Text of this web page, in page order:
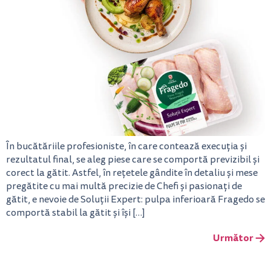
În bucătăriile profesioniste, în care contează execuția și
rezultatul final, se aleg piese care se comportă previzibil și
corect la gătit. Astfel, în rețetele gândite în detaliu și mese
pregătite cu mai multă precizie de Chefi și pasionați de
gătit, e nevoie de Soluții Expert: pulpa inferioară Fragedo se
comportă stabil la gătit și își […]
Următor→